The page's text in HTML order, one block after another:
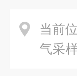
当前
气采